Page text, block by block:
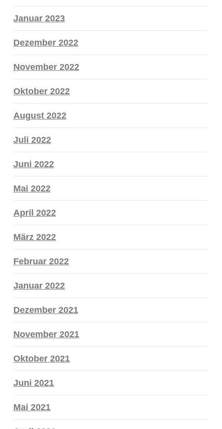
Januar 2023
Dezember 2022
November 2022
Oktober 2022
August 2022
Juli 2022
Juni 2022
Mai 2022
April 2022
März 2022
Februar 2022
Januar 2022
Dezember 2021
November 2021
Oktober 2021
Juni 2021
Mai 2021